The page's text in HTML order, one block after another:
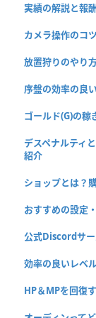
実績の解説と報
カメラ操作のコ
放置狩りのやり
序盤の効率の良
ゴールド(G)の稼
デスペナルティ
紹介
ショップとは？
おすすめの設定
公式Discordサ
効率の良いレベ
HP＆MPを回復